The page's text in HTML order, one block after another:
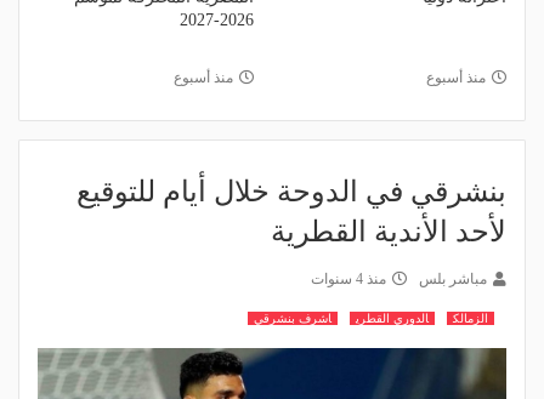
منذ أسبوع
2026-2027
منذ أسبوع
بنشرقي في الدوحة خلال أيام للتوقيع
لأحد الأندية القطرية
مباشر بلس منذ 4 سنوات
الزمالك الدوري القطري اشرف بنشرقي